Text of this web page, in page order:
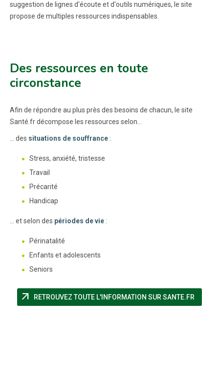
suggestion de lignes d'écoute et d'outils numériques, le site
propose de multiples ressources indispensables.
Des ressources en toute
circonstance
Afin de répondre au plus près des besoins de chacun, le site
Santé.fr décompose les ressources selon...
... des situations de souffrance :
Stress, anxiété, tristesse
Travail
Précarité
Handicap
... et selon des périodes de vie :
Périnatalité
Enfants et adolescents
Seniors
arrow_outward RETROUVEZ TOUTE L'INFORMATION SUR SANTE.FR